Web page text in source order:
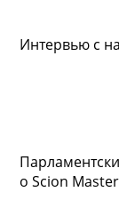
Интервью с
о Scion